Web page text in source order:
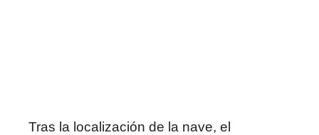
Tras la localización de la nave, el